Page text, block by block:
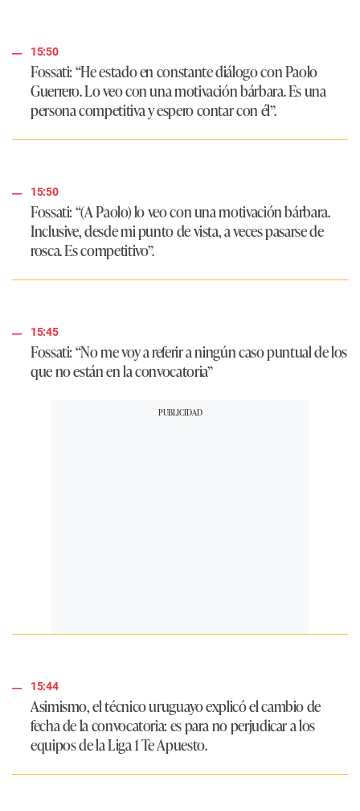
15:50
Fossati: “He estado en constante diálogo con Paolo
Guerrero. Lo veo con una motivación bárbara. Es una
persona competitiva y espero contar con él”.
15:50
Fossati: “(A Paolo) lo veo con una motivación bárbara.
Inclusive, desde mi punto de vista, a veces pasarse de
rosca. Es competitivo”.
15:45
Fossati: “No me voy a referir a ningún caso puntual de los
que no están en la convocatoria”
15:44
Asimismo, el técnico uruguayo explicó el cambio de
fecha de la convocatoria: es para no perjudicar a los
equipos de la Liga 1 Te Apuesto.